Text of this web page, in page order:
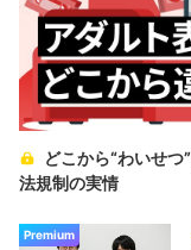
どこから“わいせ
法規制の実情
Premium